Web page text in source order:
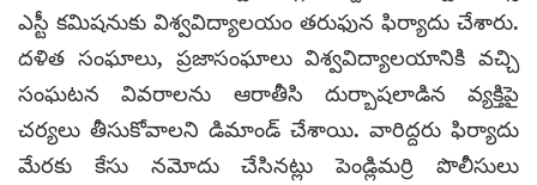
ఎస్టీ కమిషనుకు విశ్వవిద్యాలయం తరుఫున ఫిర్యాదు చేశారు.
దళిత సంఘాలు, ప్రజాసంఘాలు విశ్వవిద్యాలయానికి వచ్చి
సంఘటన వివరాలను ఆరాతీసి దుర్బాషలాడిన వ్యక్తిపై
చర్యలు తీసుకోవాలని డిమాండ్ చేశాయి. వారిద్దరు ఫిర్యాదు
మేరకు కేసు నమోదు చేసినట్లు పెండ్లిమర్రి పొలీసులు